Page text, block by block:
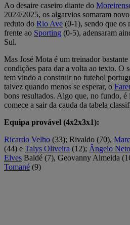
Ao desaire caseiro diante do
2024/2025, os algarvios somaram
reduto do Rio Ave (0-1), sendo que os
frente ao Sporting (0-5), adensaram
Sul.
Mas José Mota é um treinador
condições para dar a volta ao texto. O
tem vindo a construir no futebol
talvez quando menos se esperar, o
bons resultados. Algo que, no fundo, é
comece a sair da cauda da tabela
Equipa provável (4x2x3x1):
Ricardo Velho (33); Rivaldo (70),
(44) e Talys Oliveira (12); Ângelo Neto
Elves Baldé (7), Geovanny Almeida
Tomané (9)